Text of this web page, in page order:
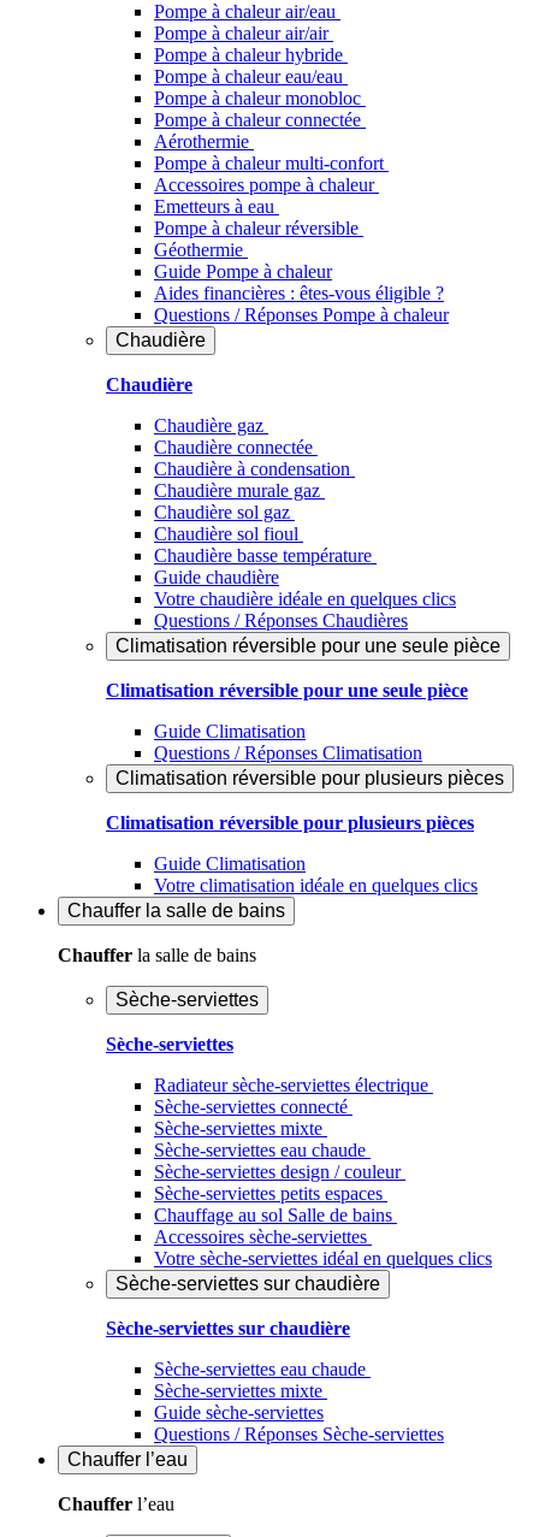
Pompe à chaleur air/eau
Pompe à chaleur air/air
Pompe à chaleur hybride
Pompe à chaleur​ eau/eau
Pompe à chaleur monobloc
Pompe à chaleur connectée
Aérothermie
Pompe à chaleur multi-confort
Accessoires pompe à chaleur
Emetteurs à eau
Pompe à chaleur réversible
Géothermie
Guide Pompe à chaleur
Aides financières : êtes-vous éligible ?
Questions / Réponses Pompe à chaleur
Chaudière
Chaudière
Chaudière gaz
Chaudière connectée
Chaudière à condensation
Chaudière murale gaz
Chaudière sol gaz
Chaudière sol fioul
Chaudière basse température
Guide chaudière
Votre chaudière idéale en quelques clics
Questions / Réponses Chaudières
Climatisation réversible pour une seule pièce
Climatisation réversible pour une seule pièce
Guide Climatisation
Questions / Réponses Climatisation
Climatisation réversible pour plusieurs pièces
Climatisation réversible pour plusieurs pièces
Guide Climatisation
Votre climatisation idéale en quelques clics
Chauffer la salle de bains
Chauffer la salle de bains
Sèche-serviettes
Sèche-serviettes
Radiateur sèche-serviettes électrique
Sèche-serviettes connecté
Sèche-serviettes mixte
Sèche-serviettes eau chaude
Sèche-serviettes design / couleur
Sèche-serviettes petits espaces
Chauffage au sol Salle de bains
Accessoires sèche-serviettes
Votre sèche-serviettes idéal en quelques clics
Sèche-serviettes sur chaudière
Sèche-serviettes sur chaudière
Sèche-serviettes eau chaude
Sèche-serviettes mixte
Guide sèche-serviettes
Questions / Réponses Sèche-serviettes
Chauffer l’eau
Chauffer l’eau